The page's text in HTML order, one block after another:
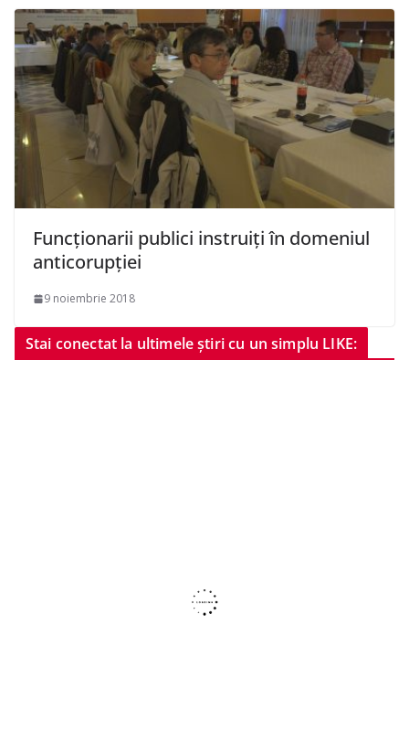
Funcționarii publici instruiți în domeniul
anticorupției
9 noiembrie 2018
Stai conectat la ultimele știri cu un simplu LIKE: